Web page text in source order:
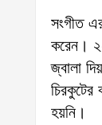
সংগীত
করেন।
জ্বালা
হয়নি।